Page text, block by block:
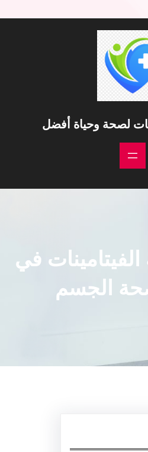
لصحة وحياة أفضل
الفيتامينات في
الجسم